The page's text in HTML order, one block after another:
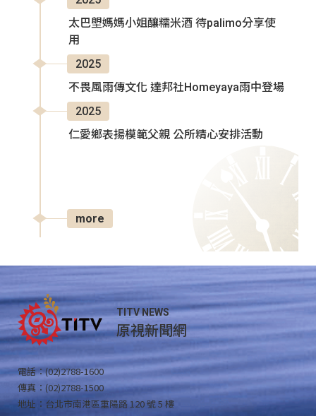
太巴塱媽媽小姐釀糯米酒 待palimo分享使
用
2025
不畏風雨傳文化 達邦社Homeyaya雨中登場
2025
仁愛鄉表揚模範父親 公所精心安排活動
more
TITV NEWS
原視新聞網
電話：(02)2788-1600
傳真：(02)2788-1500
地址：台北市南港區重陽路 120 號 5 樓